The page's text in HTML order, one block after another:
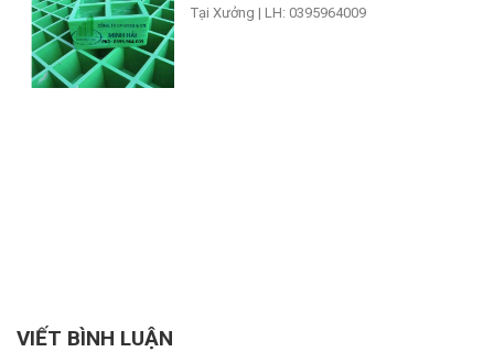
Tại Xưởng | LH: 0395964009
VIẾT BÌNH LUẬN